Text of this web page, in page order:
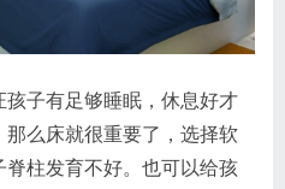
子有足够睡眠，休息好才
么床就很重要了，选择软
柱发育不好。也可以给孩